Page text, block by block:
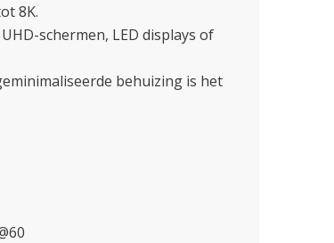
8K.
schermen, LED displays of
behuizing is het